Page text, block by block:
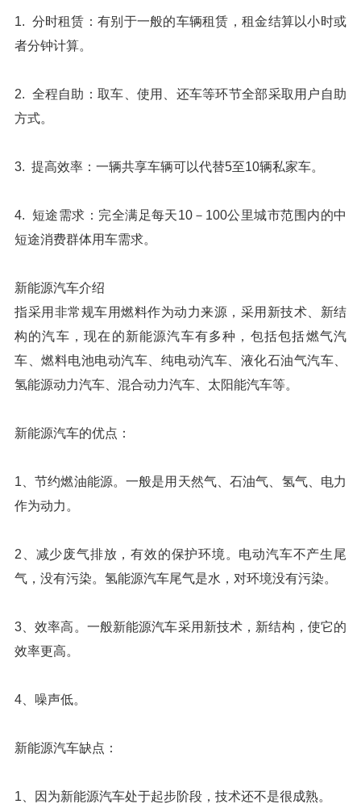
1. 分时租赁：有别于一般的车辆租赁，租金结算以小时或
者分钟计算。
2. 全程自助：取车、使用、还车等环节全部采取用户自助
方式。
3. 提高效率：一辆共享车辆可以代替5至10辆私家车。
4. 短途需求：完全满足每天10－100公里城市范围内的中
短途消费群体用车需求。
新能源汽车介绍
指采用非常规车用燃料作为动力来源，采用新技术、新结
构的汽车，现在的新能源汽车有多种，包括包括燃气汽
车、燃料电池电动汽车、纯电动汽车、液化石油气汽车、
氢能源动力汽车、混合动力汽车、太阳能汽车等。
新能源汽车的优点：
1、节约燃油能源。一般是用天然气、石油气、氢气、电力
作为动力。
2、减少废气排放，有效的保护环境。电动汽车不产生尾
气，没有污染。氢能源汽车尾气是水，对环境没有污染。
3、效率高。一般新能源汽车采用新技术，新结构，使它的
效率更高。
4、噪声低。
新能源汽车缺点：
1、因为新能源汽车处于起步阶段，技术还不是很成熟。